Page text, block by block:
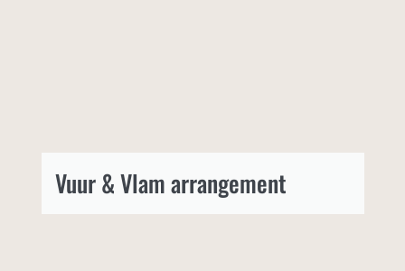
Vuur & Vlam arrangement